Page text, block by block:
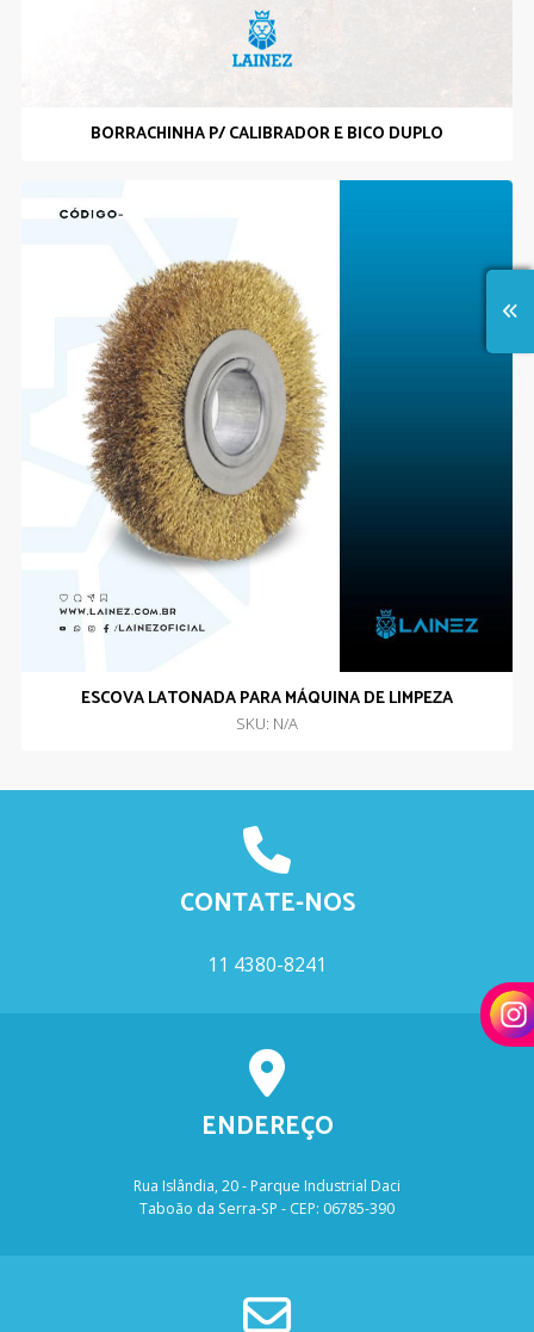
BORRACHINHA P/ CALIBRADOR E BICO DUPLO
ESCOVA LATONADA PARA MÁQUINA DE LIMPEZA
SKU: N/A
CONTATE-NOS
11 4380-8241
ENDEREÇO
Rua Islândia, 20 - Parque Industrial Daci
Taboão da Serra-SP - CEP: 06785-390